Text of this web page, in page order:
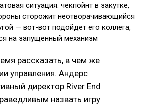
ситуация: чекпойнт в закутке,
сторожит неотворачивающийся
— вот-вот подойдет его коллега,
на запущенный механизм
рассказать, в чем же
управления. Андерс
директор River End
назвать игру